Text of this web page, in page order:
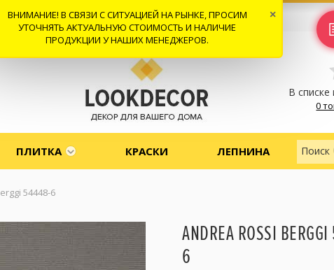
СОТРУДНИЧЕСТВО КОНТАКТЫ ОТЗЫВЫ
В списке
0
ПЛИТКА КРАСКИ ЛЕПНИНА Поиск
54448-6
ANDREA ROSSI
6
ВНИМАНИЕ! В СВЯЗИ С СИТУАЦИЕЙ НА РЫНКЕ, ПРОСИМ
УТОЧНЯТЬ АКТУАЛЬНУЮ СТОИМОСТЬ И НАЛИЧИЕ
ПРОДУКЦИИ У НАШИХ МЕНЕДЖЕРОВ.
×